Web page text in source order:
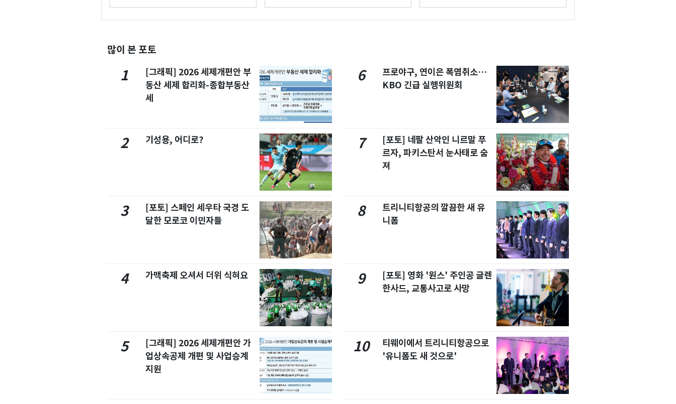
많이 본 포토
1
[그래픽] 2026 세제개편안 부
동산 세제 합리화-종합부동산
세
2 기성용, 어디로?
3
[포토] 스페인 세우타 국경 도
달한 모로코 이민자들
4 가맥축제 오셔서 더위 식혀요
5
[그래픽] 2026 세제개편안 가
업상속공제 개편 및 사업승계
지원
6
프로야구, 연이은 폭염취소…
KBO 긴급 실행위원회
7
[포토] 네팔 산악인 니르말 푸
르자, 파키스탄서 눈사태로 숨
져
8
트리니티항공의 깔끔한 새 유
니폼
9
[포토] 영화 '원스' 주인공 글렌
한사드, 교통사고로 사망
10
티웨이에서 트리니티항공으로
'유니폼도 새 것으로'